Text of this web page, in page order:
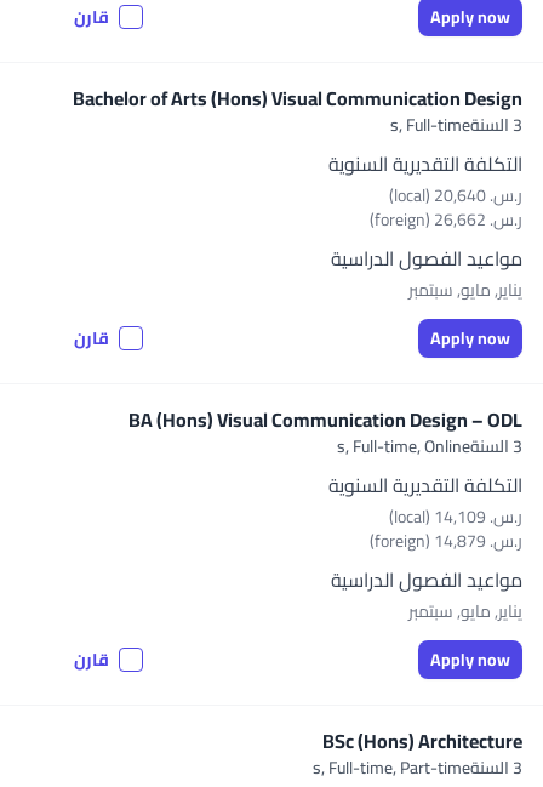
Apply now
قارن
Bachelor of Arts (Hons) Visual Communication Design
3 السنةs, Full-time
التكلفة التقديرية السنوية
ر.س.‏ 20,640 (local)
ر.س.‏ 26,662 (foreign)
مواعيد الفصول الدراسية
يناير, مايو, سبتمبر
Apply now
قارن
BA (Hons) Visual Communication Design – ODL
3 السنةs, Full-time, Online
التكلفة التقديرية السنوية
ر.س.‏ 14,109 (local)
ر.س.‏ 14,879 (foreign)
مواعيد الفصول الدراسية
يناير, مايو, سبتمبر
Apply now
قارن
BSc (Hons) Architecture
3 السنةs, Full-time, Part-time